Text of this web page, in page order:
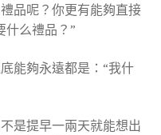
呢？你更有能夠直接
什么禮品？”
能夠永遠都是：“我什
是提早一兩天就能想出